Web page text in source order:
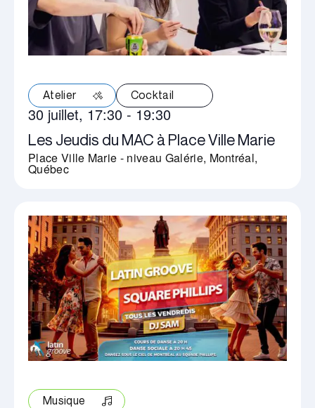
Les Jeudis du MAC à Place Ville Marie
30 juillet, 17:30-19:30
Place Ville Marie - niveau Galérie, Montréal,
Québec
Atelier Cocktail
Musique